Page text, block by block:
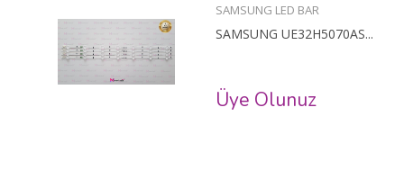
SAMSUNG LED BAR
SAMSUNG UE32H5070AS...
Üye Olunuz